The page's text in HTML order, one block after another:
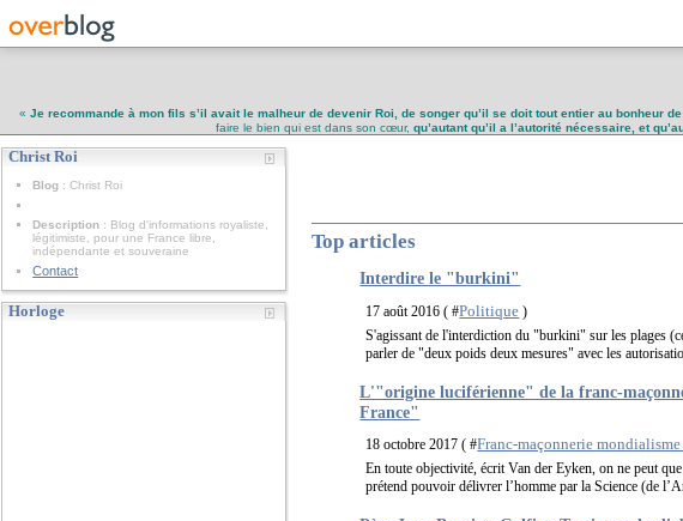
« Je recommande à mon fils s’il avait le malheur de devenir Roi, de songer qu’il se doit tout entier au bonheur
faire le bien qui est dans son cœur, qu’autant qu’il a l’autorité nécessaire, et
Christ Roi
Blog : Christ Roi
Description : Blog d'informations royaliste,
légitimiste, pour une France libre,
indépendante et souveraine
Contact
Horloge
Top articles
Interdire le "burkini"
17 août 2016 ( #Politique )
S'agissant de l'interdiction du "burkini" sur les plages
parler de "deux poids deux mesures" avec les
L'"origine luciférienne" de la franc-
France"
18 octobre 2017 ( #Franc-maçonnerie mondialisme
En toute objectivité, écrit Van der Eyken, on ne peut
prétend pouvoir délivrer l’homme par la Science (de